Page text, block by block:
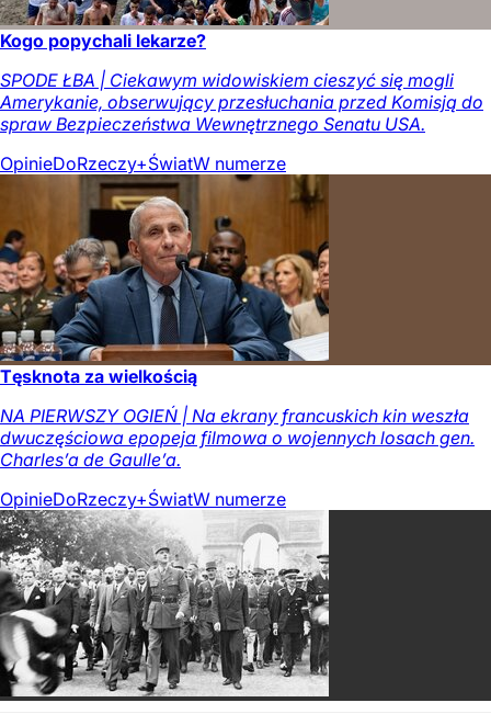
Kogo popychali lekarze?
SPODE ŁBA | Ciekawym widowiskiem cieszyć się mogli
Amerykanie, obserwujący przesłuchania przed Komisją do
spraw Bezpieczeństwa Wewnętrznego Senatu USA.
OpinieDoRzeczy+ŚwiatW numerze
Tęsknota za wielkością
NA PIERWSZY OGIEŃ | Na ekrany francuskich kin weszła
dwuczęściowa epopeja filmowa o wojennych losach gen.
Charles’a de Gaulle’a.
OpinieDoRzeczy+ŚwiatW numerze